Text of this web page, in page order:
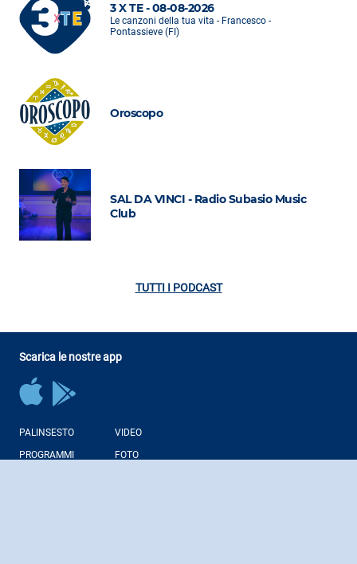
3 X TE - 08-08-2026
Le canzoni della tua vita - Francesco -
Pontassieve (FI)
Oroscopo
SAL DA VINCI - Radio Subasio Music
Club
TUTTI I PODCAST
Scarica le nostre app
PALINSESTO
PROGRAMMI
VIDEO
FOTO